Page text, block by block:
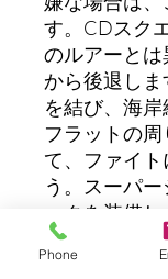
す。CDスク
のルアーと
から後退し
を結び、海
フラットの
て、ファイト
う。スーパ
ックを装備
固定します
ります。重
Phone